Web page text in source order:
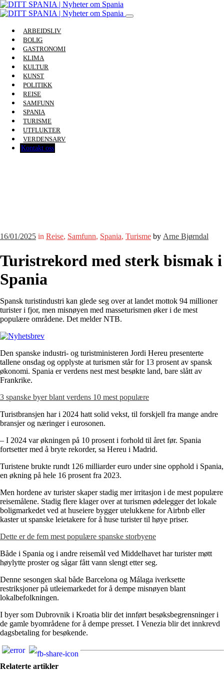
ARBEIDSLIV
BOLIG
GASTRONOMI
KLIMA
KULTUR
KUNST
POLITIKK
REISE
SAMFUNN
SPANIA
TURISME
UTFLUKTER
VERDENSARV
Kontakt oss
16/01/2025 in Reise, Samfunn, Spania, Turisme by Arne Bjørndal
Turistrekord med sterk bismak i
Spania
Spansk turistindustri kan glede seg over at landet mottok 94 millioner
turister i fjor, men misnøyen med masseturismen øker i de mest
populære områdene. Det melder NTB.
Den spanske industri- og turistministeren Jordi Hereu presenterte
tallene onsdag og opplyste at turismen står for 13 prosent av spansk
økonomi. Spania er verdens nest mest besøkte land, bare slått av
Frankrike.
3 spanske byer blant verdens 10 mest populære
Turistbransjen har i 2024 hatt solid vekst, til forskjell fra mange andre
bransjer og næringer i eurosonen.
– I 2024 var økningen på 10 prosent i forhold til året før. Spania
fortsetter med å bryte rekorder, sa Hereu i Madrid.
Turistene brukte rundt 126 milliarder euro under sine opphold i Spania,
en økning på hele 16 prosent fra 2023.
Men hordene av turister skaper stadig mer irritasjon i de mest populære
reisemålene. Stadig flere klager over at turismen ødelegger det lokale
boligmarkedet ved at huseiere bygger utelukkene for Airbnb eller
kaster ut spanske leietakere for å huse turister til høye priser.
Dette er de fem mest populære spanske storbyene
Både i Spania og i andre reisemål ved Middelhavet har turister møtt
høylytte proster og sågar fått vann slengt etter seg.
Denne sesongen skal både Barcelona og Málaga iverksette
restriksjoner på utleiemarkedet for å dempe misnøyen blant
lokalbefolkningen.
I byer som Dubrovnik i Kroatia blir det innført besøksbegrensninger i
de gamle byområdene for å dempe presset. I Venezia blir det innkrevd
dagsbetaling for besøkende.
Relaterte artikler